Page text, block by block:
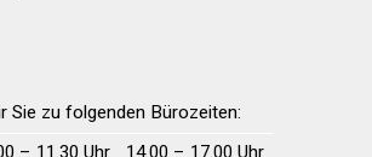
Sie zu folgenden Bürozeiten:
Nachmittag